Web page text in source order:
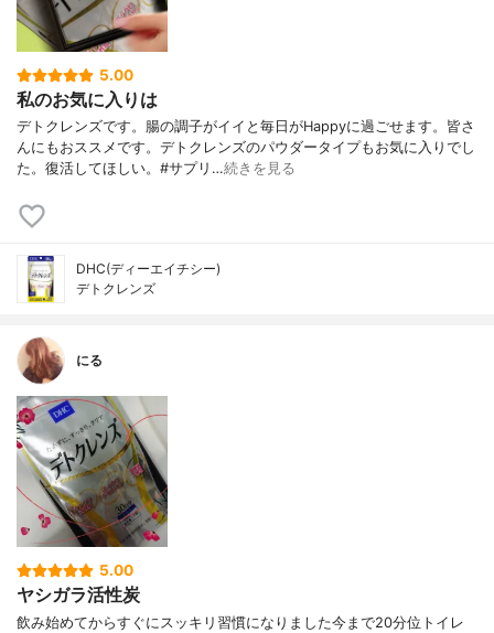
5.00
私のお気に入りは
デトクレンズです。腸の調子がイイと毎日がHappyに過ごせます。皆さ
んにもおススメです。デトクレンズのパウダータイプもお気に入りでし
た。復活してほしい。#サプリ…続きを見る
DHC(ディーエイチシー)
デトクレンズ
にる
5.00
ヤシガラ活性炭
飲み始めてからすぐにスッキリ習慣になりました今まで20分位トイレ